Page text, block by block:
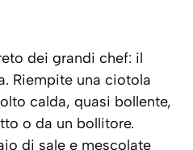
dei grandi chef: il
Riempite una ciotola
calda, quasi bollente,
o da un bollitore.
di sale e mescolate